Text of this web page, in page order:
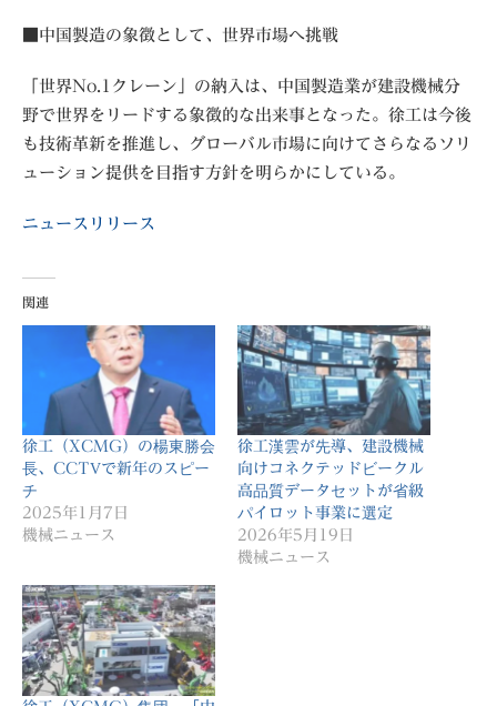
■中国製造の象徴として、世界市場へ挑戦
「世界No.1クレーン」の納入は、中国製造業が建設機械分
野で世界をリードする象徴的な出来事となった。徐工は今後
も技術革新を推進し、グローバル市場に向けてさらなるソリ
ューション提供を目指す方針を明らかにしている。
ニュースリリース
関連
徐工（XCMG）の楊東勝会
長、CCTVで新年のスピー
チ
2025年1月7日
機械ニュース
徐工漢雲が先導、建設機械
向けコネクテッドビークル
高品質データセットが省級
パイロット事業に選定
2026年5月19日
機械ニュース